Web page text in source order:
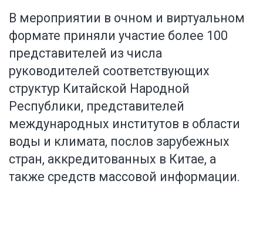
В мероприятии в очном и виртуальном
формате приняли участие более 100
представителей из числа
руководителей соответствующих
структур Китайской Народной
Республики, представителей
международных институтов в области
воды и климата, послов зарубежных
стран, аккредитованных в Китае, а
также средств массовой информации.